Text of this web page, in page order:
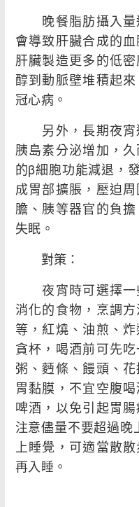
晚餐脂肪攝入量
會導致肝臟合成的
肝臟製造更多的低
醇到動脈壁堆積起
冠心病。
另外，長期夜宵
胰島素分泌增加，
的β細胞功能減退，
成胃部擴脹，壓迫
膽、胰等器官的負
失眠。
對策：
夜宵時可選擇一
消化的食物，烹調
等，紅燒、油煎、
貪杯，喝酒前可先
粥、麪條、饅頭、
胃黏膜，不宜空腹
啤酒，以免引起胃
注意儘量不要超過
上睡覺，可適當散
再入睡。